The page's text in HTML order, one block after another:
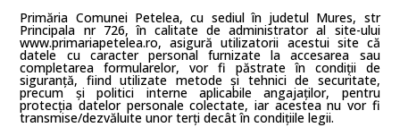
Primăria Comunei Petelea, cu sediul în judetul Mures, str
Principala nr 726, în calitate de administrator al site-ului
www.primariapetelea.ro, asigură utilizatorii acestui site că
datele cu caracter personal furnizate la accesarea sau
completarea formularelor, vor fi păstrate în condiții de
siguranță, fiind utilizate metode și tehnici de securitate,
precum și politici interne aplicabile angajaților, pentru
protecția datelor personale colectate, iar acestea nu vor fi
transmise/dezvăluite unor terți decât în condițiile legii.